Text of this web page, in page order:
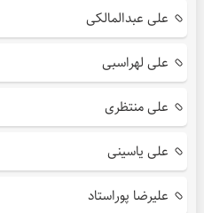
علی عبدالمالکی
علی لهراسبی
علی منتظری
علی یاسینی
علیرضا پوراستاد